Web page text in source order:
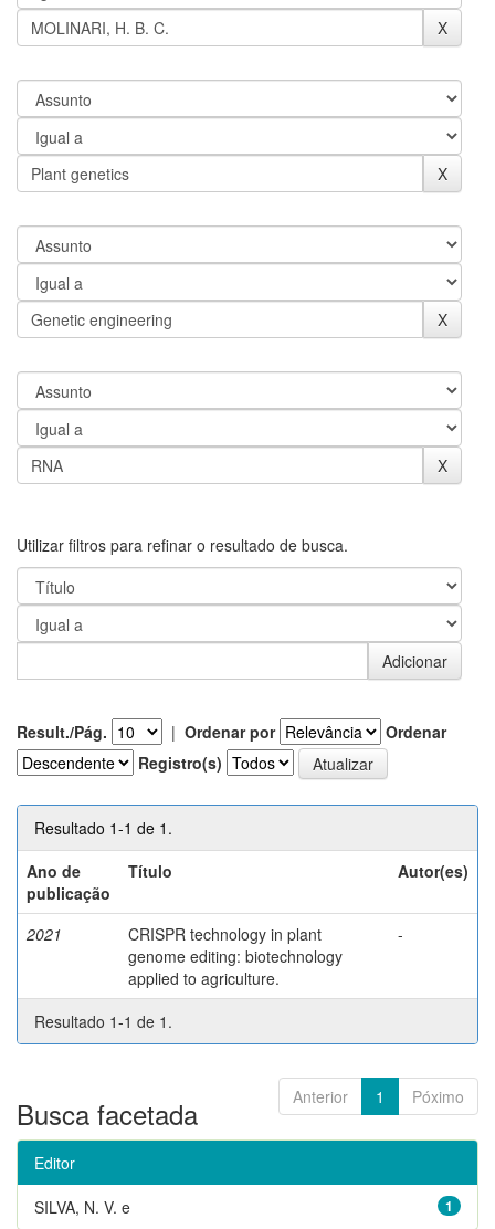
Utilizar filtros para refinar o resultado de busca.
Result./Pág. | Ordenar por
Ordenar
Registro(s)
Resultado 1-1 de 1.
Ano de
publicação
Título Autor(es)
2021
CRISPR technology in plant
genome editing: biotechnology
applied to agriculture.
-
Resultado 1-1 de 1.
Anterior 1 Póximo
Busca facetada
Editor
1
SILVA, N. V. e